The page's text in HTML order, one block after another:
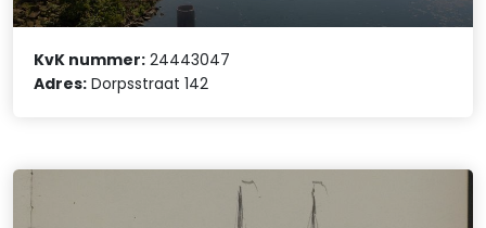
KvK nummer: 24443047
Adres: Dorpsstraat 142